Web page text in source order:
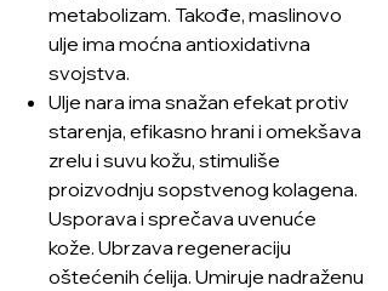
metabolizam. Takođe, maslinovo
ulje ima moćna antioxidativna
svojstva.
Ulje nara ima snažan efekat protiv
starenja, efikasno hrani i omekšava
zrelu i suvu kožu, stimuliše
proizvodnju sopstvenog kolagena.
Usporava i sprečava uvenuće
kože. Ubrzava regeneraciju
oštećenih ćelija. Umiruje nadraženu